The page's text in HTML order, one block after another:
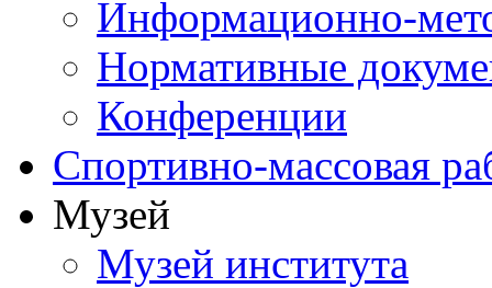
Информационно-
Нормативные
Конференции
Спортивно-массовая
Музей
Музей института